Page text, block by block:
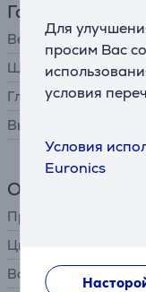
Для
просим Вас
условия
Условия
Euronics
Габариты
Вес
Ширина
Глубина
Высота
Общий
Производитель
Цвет
Водостойкость